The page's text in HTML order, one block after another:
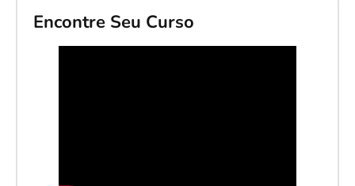
Encontre Seu Curso